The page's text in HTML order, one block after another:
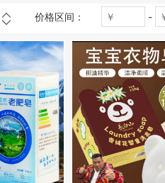
价格区间： -